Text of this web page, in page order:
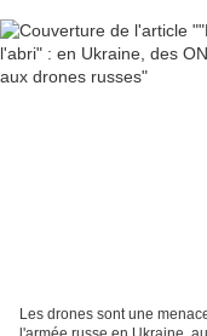
Les drones sont une